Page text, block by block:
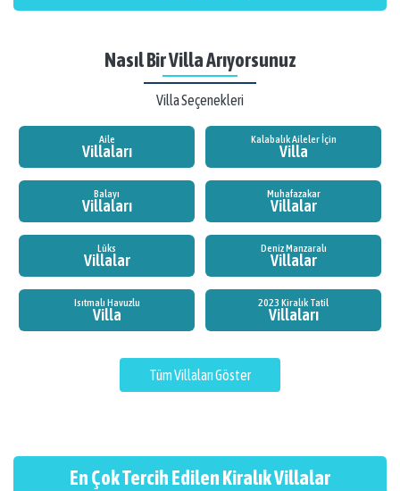
Nasıl Bir Villa Arıyorsunuz
Villa Seçenekleri
Aile
Villaları
Kalabalık Aileler İçin
Villa
Balayı
Villaları
Muhafazakar
Villalar
Lüks
Villalar
Deniz Manzaralı
Villalar
Isıtmalı Havuzlu
Villa
2023 Kiralık Tatil
Villaları
Tüm Villaları Göster
En Çok Tercih Edilen Kiralık Villalar